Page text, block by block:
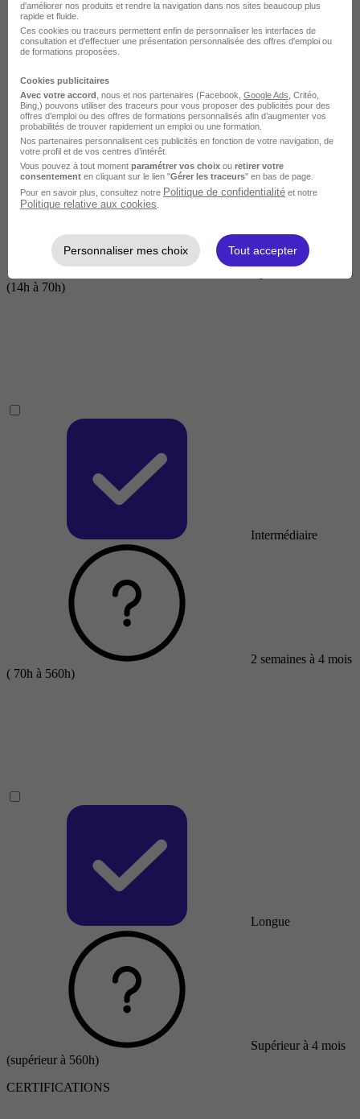
Courte
2 jours à 2 semaines
(14h à 70h)
Intermédiaire
2 semaines à 4 mois
( 70h à 560h)
Longue
Supérieur à 4 mois
(supérieur à 560h)
CERTIFICATIONS
d'améliorer nos produits et rendre la navigation dans nos sites beaucoup plus
rapide et fluide.
Ces cookies ou traceurs permettent enfin de personnaliser les interfaces de
consultation et d'effectuer une présentation personnalisée des offres d'emploi ou
de formations proposées.
Cookies publicitaires
Avec votre accord , nous et nos partenaires (Facebook, Google Ads , Critéo,
Bing,) pouvons utiliser des traceurs pour vous proposer des publicités pour des
offres d’emploi ou des offres de formations personnalisés afin d’augmenter vos
probabilités de trouver rapidement un emploi ou une formation.
Nos partenaires personnalisent ces publicités en fonction de votre navigation, de
votre profil et de vos centres d’intérêt.
Vous pouvez à tout moment paramétrer vos choix ou retirer votre
consentement en cliquant sur le lien "Gérer les traceurs" en bas de page.
Pour en savoir plus, consultez notre Politique de confidentialité et notre
Politique relative aux cookies
Personnaliser mes choix Tout accepter